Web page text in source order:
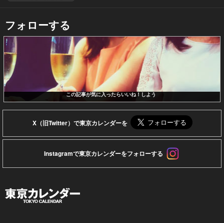
フォローする
この記事が気に入ったらいいね！しよう
X（旧Twitter）で東京カレンダーを
Instagramで東京カレンダーをフォローする